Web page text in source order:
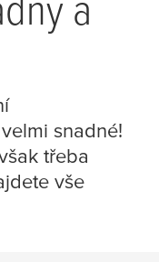
snadné!
třeba
vše